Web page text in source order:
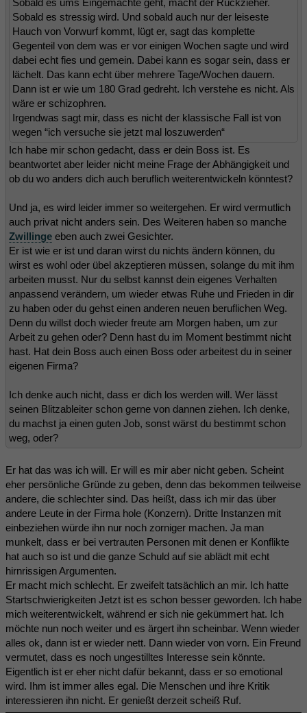
Sobald es stressig wird. Und sobald auch nur der leiseste
Hauch von Vorwurf kommt, lügt er, sagt das komplette
Gegenteil von dem was er vor einigen Wochen sagte und wird
dabei echt fies und gemein. Dabei kann es sogar sein, dass er
lächelt. Das kann echt über mehrere Tage/Wochen dauern.
Dann ist er wie um 180 Grad gedreht. Ich verstehe es nicht. Als
wäre er schizophren.
Irgendwas sagt mir, dass es nicht der klassische Fall ist von
wegen “ich versuche sie jetzt mal loszuwerden“
Ich habe mir schon gedacht, dass er dein Boss ist. Es
beantwortet aber leider nicht meine Frage der Abhängigkeit und
ob du wo anders dich auch beruflich weiterentwickeln könntest?
Und ja, es wird leider immer so weitergehen. Er wird vermutlich
auch privat nicht anders sein. Des Weiteren haben so manche
Zwillinge eben auch zwei Gesichter.
Er ist wie er ist und daran wirst du nichts ändern können, du
wirst es wohl oder übel akzeptieren müssen, solange du mit ihm
arbeiten musst. Nur du selbst kannst dein eigenes Verhalten
anpassend verändern, um wieder etwas Ruhe und Frieden in dir
zu haben oder du gehst einen anderen neuen beruflichen Weg.
Denn du willst doch wieder freute am Morgen haben, um zur
Arbeit zu gehen oder? Denn hast du im Moment bestimmt nicht
hast. Hat dein Boss auch einen Boss oder arbeitest du in seiner
eigenen Firma?
Ich denke auch nicht, dass er dich los werden will. Wer lässt
seinen Blitzableiter schon gerne von dannen ziehen. Ich denke,
du machst ja einen guten Job, sonst wärst du bestimmt schon
weg, oder?
Er hat das was ich will. Er will es mir aber nicht geben. Scheint
eher persönliche Gründe zu geben, denn das bekommen teilweise
andere, die schlechter sind. Das heißt, dass ich mir das über
andere Leute in der Firma hole (Konzern). Dritte Instanzen mit
einbeziehen würde ihn nur noch zorniger machen. Ja man
munkelt, dass er bei vertrauten Personen mit denen er Konflikte
hat auch so ist und die ganze Schuld auf sie ablädt mit echt
hirnrissigen Argumenten.
Er macht mich schlecht. Er zweifelt tatsächlich an mir. Ich hatte
Startschwierigkeiten Jetzt ist es schon besser geworden. Ich habe
mich weiterentwickelt, während er sich nie gekümmert hat. Ich
möchte nun noch weiter und es ärgert ihn scheinbar. Wenn wieder
alles ok, dann ist er wieder nett. Dann wieder von vorn. Ein Freund
vermutet, dass es noch ungestilltes Interesse sein könnte.
Eigentlich ist er eher nicht dafür bekannt, dass er so emotional
wird. Ihm ist immer alles egal. Die Menschen und ihre Kritik
interessieren ihn nicht. Er genießt derzeit scheiß Ruf.